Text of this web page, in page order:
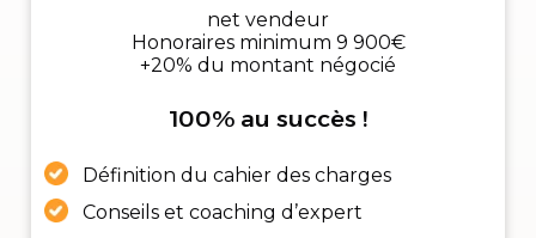
net vendeur
Honoraires minimum 9 900€
+20% du montant négocié
100% au succès !
Définition du cahier des charges
Conseils et coaching d’expert